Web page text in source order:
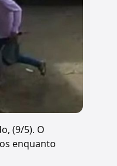
(9/5). O
enquanto